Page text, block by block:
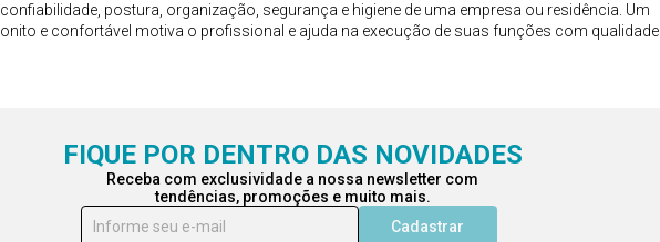
postura, organização, segurança e higiene de uma empresa ou residência. Um
e confortável motiva o profissional e ajuda na execução de suas funções com qualidade.
FIQUE POR DENTRO DAS NOVIDADES
Receba com exclusividade a nossa newsletter com
tendências, promoções e muito mais.
Informe seu e-mail
Cadastrar